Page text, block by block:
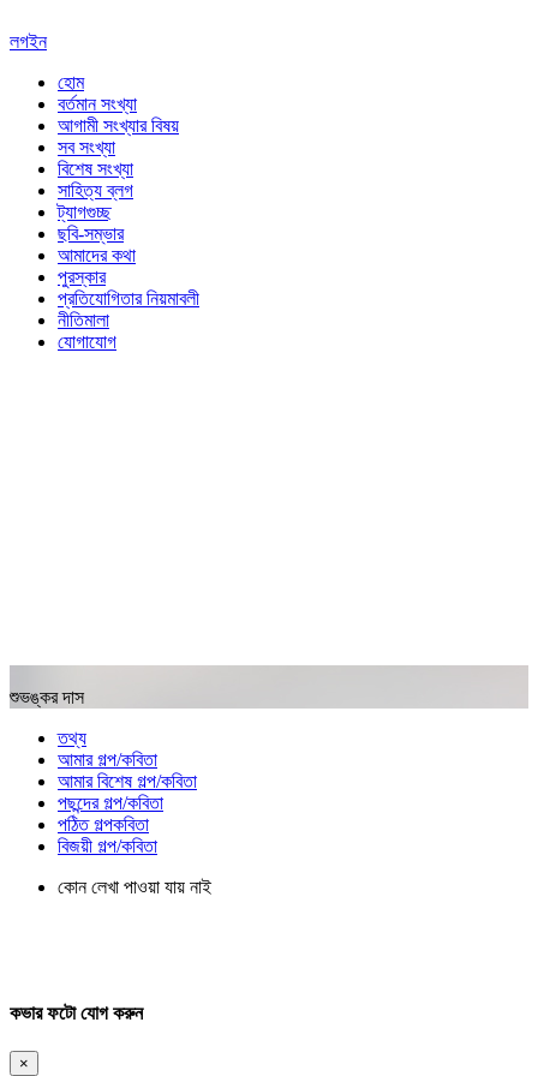
লগইন
হোম
বর্তমান সংখ্যা
আগামী সংখ্যার বিষয়
সব সংখ্যা
বিশেষ সংখ্যা
সাহিত্য ব্লগ
ট্যাগগুচ্ছ
ছবি-সম্ভার
আমাদের কথা
পুরস্কার
প্রতিযোগিতার নিয়মাবলী
নীতিমালা
যোগাযোগ
শুভঙ্কর দাস
তথ্য
আমার গল্প/কবিতা
আমার বিশেষ গল্প/কবিতা
পছন্দের গল্প/কবিতা
পঠিত গল্পকবিতা
বিজয়ী গল্প/কবিতা
কোন লেখা পাওয়া যায় নাই
কভার ফটো যোগ করুন
×